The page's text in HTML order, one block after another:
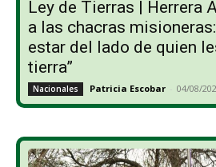
Ley de Tierras | Herrera
a las chacras
estar del lado de quien
tierra”
Nacionales Patricia Escobar - 04/08/